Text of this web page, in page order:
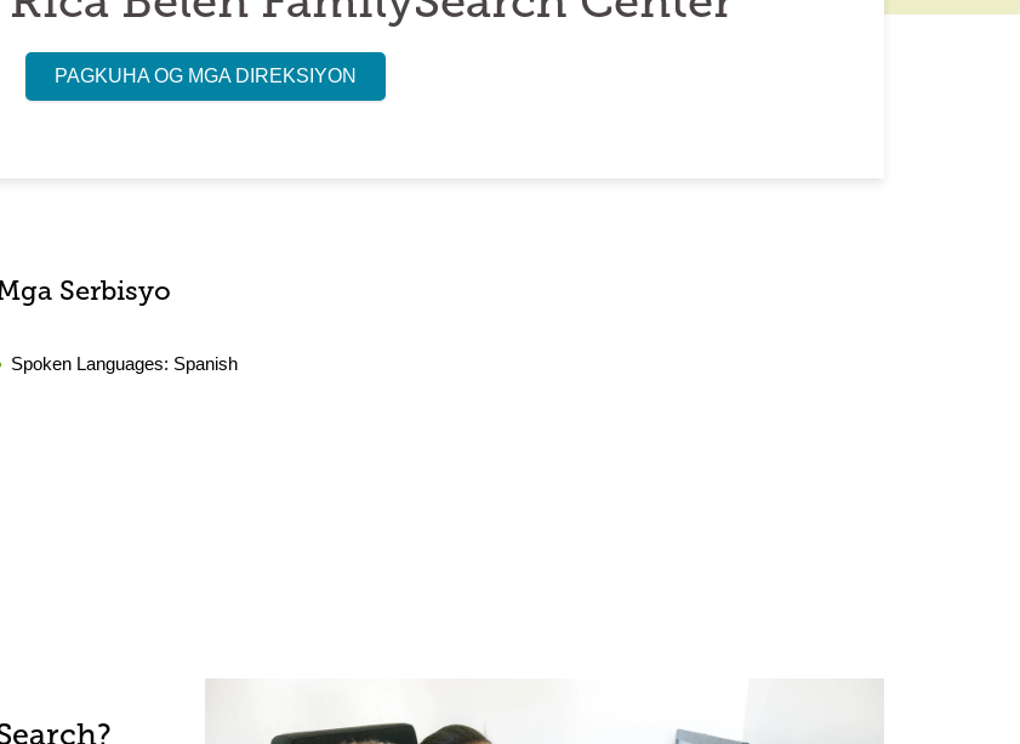
PAGKUHA OG MGA DIREKSIYON
Serbisyo
Spoken Languages: Spanish